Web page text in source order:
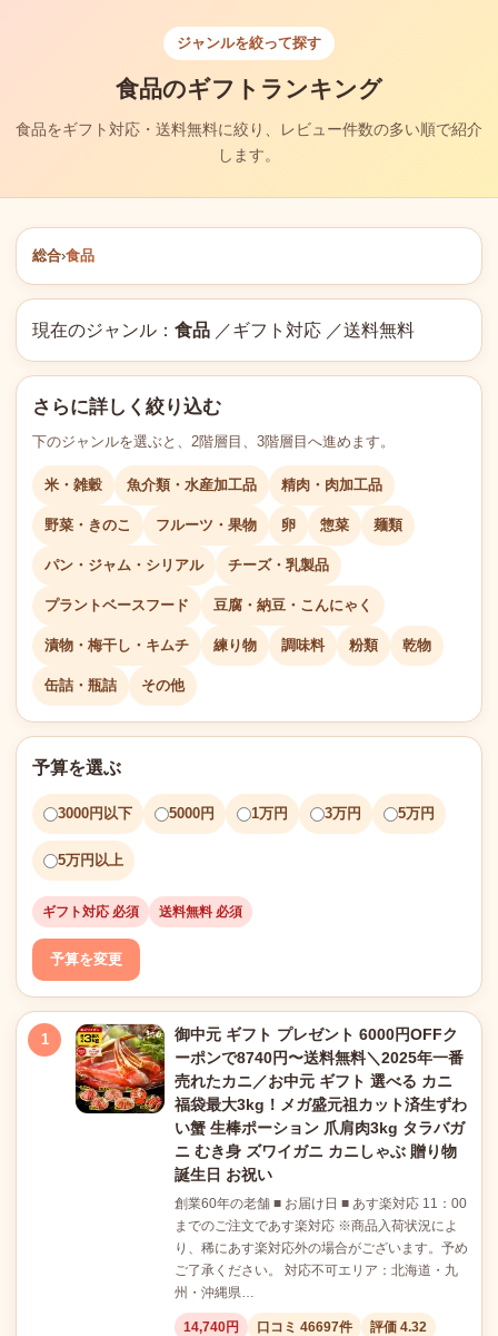
ジャンルを絞って探す
食品のギフトランキング
食品をギフト対応・送料無料に絞り、レビュー件数の多い順で紹介
します。
総合›食品
現在のジャンル： 食品 ／ギフト対応 ／送料無料
さらに詳しく絞り込む
下のジャンルを選ぶと、2階層目、3階層目へ進めます。
米・雑穀 魚介類・水産加工品 精肉・肉加工品
野菜・きのこ フルーツ・果物 卵 惣菜 麺類
パン・ジャム・シリアル チーズ・乳製品
プラントベースフード 豆腐・納豆・こんにゃく
漬物・梅干し・キムチ 練り物 調味料 粉類 乾物
缶詰・瓶詰 その他
予算を選ぶ
3000円以下 5000円 1万円 3万円 5万円
5万円以上
ギフト対応 必須 送料無料 必須
予算を変更
1
御中元 ギフト プレゼント 6000円OFFク
ーポンで8740円〜送料無料＼2025年一番
売れたカニ／お中元 ギフト 選べる カニ
福袋最大3kg！メガ盛元祖カット済生ずわ
い蟹 生棒ポーション 爪肩肉3kg タラバガ
ニ むき身 ズワイガニ カニしゃぶ 贈り物
誕生日 お祝い
創業60年の老舗 ■ お届け日 ■ あす楽対応 11：00
までのご注文であす楽対応 ※商品入荷状況によ
り、稀にあす楽対応外の場合がございます。予め
ご了承ください。 対応不可エリア：北海道・九
州・沖縄県…
14,740円 口コミ 46697件
評価 4.32